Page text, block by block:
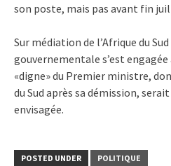
son poste, mais pas avant fin
Sur médiation de l’Afrique du
gouvernementale s’est
«digne» du Premier ministre,
du Sud après sa démission,
envisagée.
POSTED UNDER
POLITIQUE